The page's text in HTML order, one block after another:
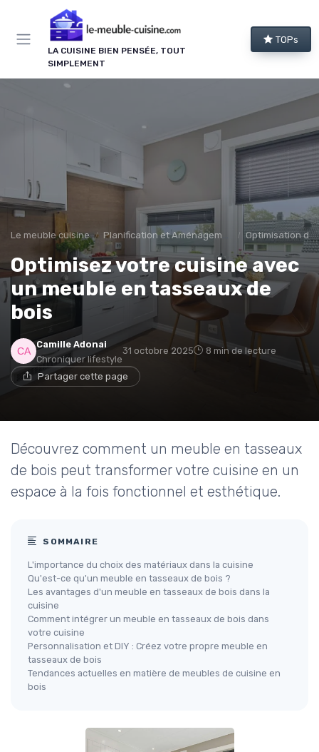
LA CUISINE BIEN PENSÉE, TOUT
SIMPLEMENT
TOPs
Le meuble cuisine Planification et Aménagement Optimisation de
Optimisez votre cuisine avec
un meuble en tasseaux de
bois
Camille Adonai
Chroniquer lifestyle
31 octobre 2025 8 min de lecture
Partager cette page
Découvrez comment un meuble en tasseaux
de bois peut transformer votre cuisine en un
espace à la fois fonctionnel et esthétique.
SOMMAIRE
L'importance du choix des matériaux dans la cuisine
Qu'est-ce qu'un meuble en tasseaux de bois ?
Les avantages d'un meuble en tasseaux de bois dans la
cuisine
Comment intégrer un meuble en tasseaux de bois dans
votre cuisine
Personnalisation et DIY : Créez votre propre meuble en
tasseaux de bois
Tendances actuelles en matière de meubles de cuisine en
bois
Panneau de gestion des cookies